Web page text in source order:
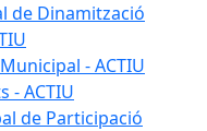
de Dinamització
- ACTIU
- ACTIU
de Participació